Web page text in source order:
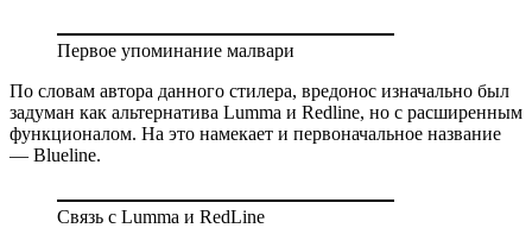
Первое упоминание малвари
По словам автора данного стилера, вредонос изначально был
задуман как альтернатива Lumma и Redline, но с расширенным
функционалом. На это намекает и первоначальное название
— Blueline.
Связь с Lumma и RedLine